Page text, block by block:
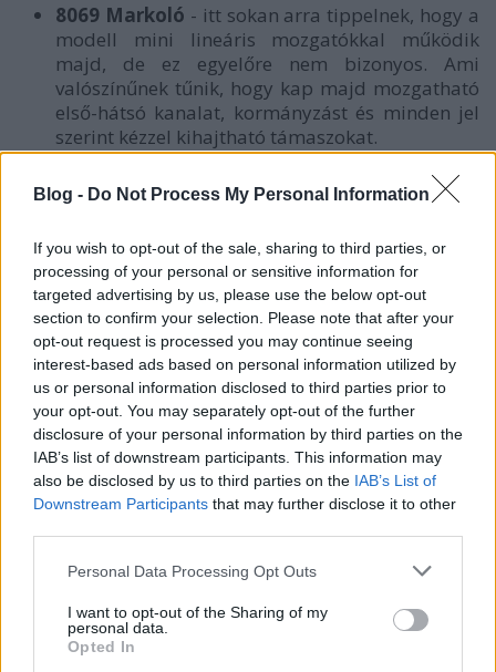
Blog - Do Not Process My Personal Information
If you wish to opt-out of the sale, sharing to third parties, or
processing of your personal or sensitive information for
targeted advertising by us, please use the below opt-out
section to confirm your selection. Please note that after your
opt-out request is processed you may continue seeing
interest-based ads based on personal information utilized by
us or personal information disclosed to third parties prior to
your opt-out. You may separately opt-out of the further
disclosure of your personal information by third parties on the
IAB’s list of downstream participants. This information may
also be disclosed by us to third parties on the IAB’s List of
Downstream Participants that may further disclose it to other
Please note that this website/app uses one or more Google
not limited to your visit or usage behaviour. You may click to
grant or deny consent to Google and its third-party tags to
use your data for below specified purposes in below Google
Personal Data Processing Opt Outs
I want to opt-out of the Sharing of my
personal data.
Opted In
8069 Markoló - itt sokan arra tippelnek, hogy a
modell mini lineáris mozgatókkal működik
majd, de ez egyelőre nem bizonyos. Ami
valószínűnek tűnik, hogy kap majd mozgatható
első-hátsó kanalat, kormányzást és minden jel
szerint kézzel kihajtható támaszokat.
majdnem biztos, hogy V8-as motor, kormányzás
differenciálmű sem marad el. Ezen kívül egyedi
megoldásként motoros funkciók garmadája
kerül a gépbe: motor nyitja majd az ajtókat, a
motorháztetőt és állítja a hátsó légterelőt. A
négy funkció közül egy sebességváltónak látszó,
karral lehet választani.
Még egy adalék mára: ugyan nem 2011-es, de
Technic: a 8043-mas markolóhoz már kipostázták az
első "Service Pack-et", aTechnicBRICKS-en erről
Címkék:lego 2011